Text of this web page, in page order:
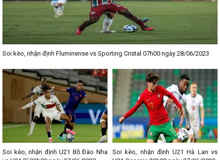
Soi kèo, nhận định Fluminense vs Sporting Cristal 07h00 ngày 28/06/2023
Soi kèo, nhận định U21 Bồ Đào Nha
Soi kèo, nhận định U21 Hà Lan vs